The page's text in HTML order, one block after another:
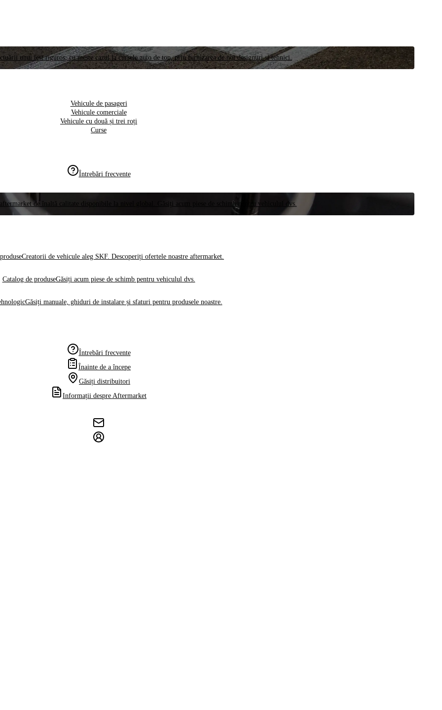
unui test riguros, cu meste cazul la cursele auto de top, prin furnizarea de noi designuri și tehnici.
Vehicule de pasageri
Vehicule comerciale
Vehicule cu două și trei roți
Curse
Întrebări frecvente
de înaltă calitate disponibile la nivel global. Găsiți acum piese de schimb pentru vehiculul dvs.
Creatorii de vehicule aleg SKF. Descoperiți ofertele noastre aftermarket.
Catalog de produseGăsiți acum piese de schimb pentru vehiculul dvs.
Găsiți manuale, ghiduri de instalare și sfaturi pentru produsele noastre.
Întrebări frecvente
Înainte de a începe
Găsiți distribuitori
Informații despre Aftermarket